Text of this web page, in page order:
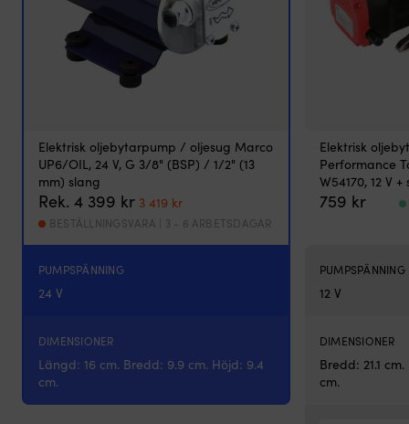
Elektrisk oljebytarpump / oljesug Marco
UP6/OIL, 24 V, G 3/8" (BSP) / 1/2" (13
mm) slang
Rek. 4 399 kr Det
ursprungliga
priset
var:
3 419 krDet
nuvarande
priset
är:
BESTÄLLNINGSVARA | 3 - 6 ARBETSDAGAR
Elektrisk
Performance
W54170, 12 V
759 kr
PUMPSPÄNNING
24 V
PUMPSPÄNNING
12 V
DIMENSIONER
Längd: 16 cm. Bredd: 9.9 cm. Höjd: 9.4
cm.
DIMENSIONER
Bredd: 21.1
cm.